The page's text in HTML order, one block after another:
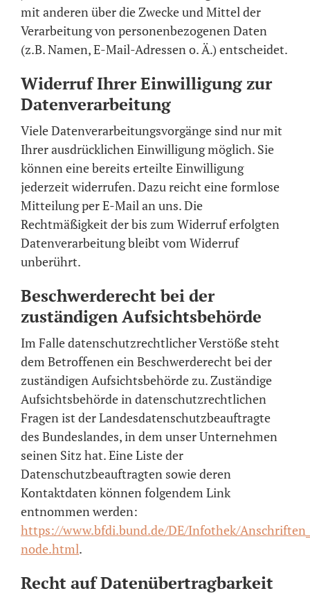
mit anderen über die Zwecke und Mittel der
Verarbeitung von personenbezogenen Daten
(z.B. Namen, E-Mail-Adressen o. Ä.) entscheidet.
Widerruf Ihrer Einwilligung zur
Datenverarbeitung
Viele Datenverarbeitungsvorgänge sind nur mit
Ihrer ausdrücklichen Einwilligung möglich. Sie
können eine bereits erteilte Einwilligung
jederzeit widerrufen. Dazu reicht eine formlose
Mitteilung per E-Mail an uns. Die
Rechtmäßigkeit der bis zum Widerruf erfolgten
Datenverarbeitung bleibt vom Widerruf
unberührt.
Beschwerderecht bei der
zuständigen Aufsichtsbehörde
Im Falle datenschutzrechtlicher Verstöße steht
dem Betroffenen ein Beschwerderecht bei der
zuständigen Aufsichtsbehörde zu. Zuständige
Aufsichtsbehörde in datenschutzrechtlichen
Fragen ist der Landesdatenschutzbeauftragte
des Bundeslandes, in dem unser Unternehmen
seinen Sitz hat. Eine Liste der
Datenschutzbeauftragten sowie deren
Kontaktdaten können folgendem Link
entnommen werden:
https://www.bfdi.bund.de/DE/Infothek/
node.html.
Recht auf Datenübertragbarkeit